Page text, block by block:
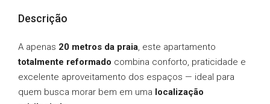
Descrição
A apenas 20 metros da praia, este apartamento
totalmente reformado combina conforto, praticidade e
excelente aproveitamento dos espaços — ideal para
quem busca morar bem em uma localização